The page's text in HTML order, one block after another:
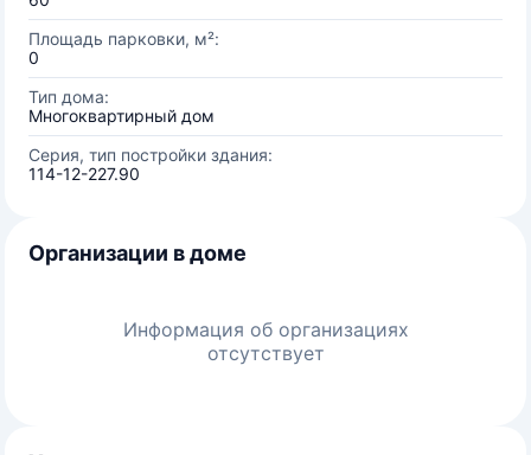
Площадь парковки, м²:
0
Тип дома:
Многоквартирный дом
Серия, тип постройки здания:
114-12-227.90
Организации в доме
Информация об организациях
отсутствует